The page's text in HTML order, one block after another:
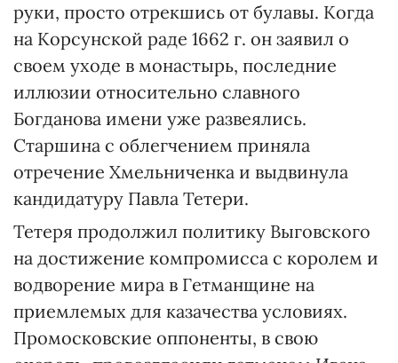
руки, просто отрекшись от булавы. Когда
на Корсунской раде 1662 г. он заявил о
своем уходе в монастырь, последние
иллюзии относительно славного
Богданова имени уже развеялись.
Старшина с облегчением приняла
отречение Хмельниченка и выдвинула
кандидатуру Павла Тетери.
Тетеря продолжил политику Выговского
на достижение компромисса с королем и
водворение мира в Гетманщине на
приемлемых для казачества условиях.
Промосковские оппоненты, в свою